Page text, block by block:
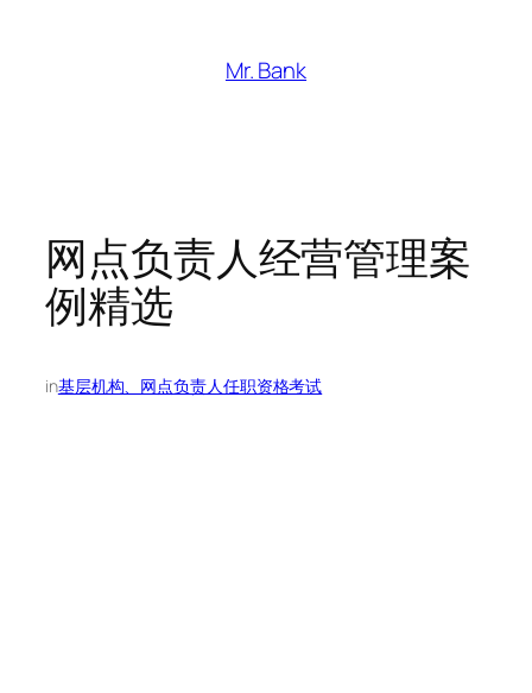
Mr. Bank
网点负责人经营管理案
例精选
in基层机构、网点负责人任职资格考试